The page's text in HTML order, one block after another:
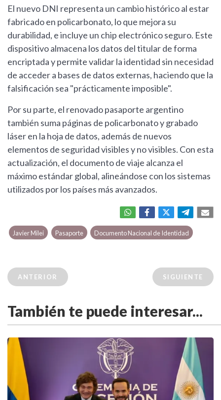
El nuevo DNI representa un cambio histórico al estar
fabricado en policarbonato, lo que mejora su
durabilidad, e incluye un chip electrónico seguro. Este
dispositivo almacena los datos del titular de forma
encriptada y permite validar la identidad sin necesidad
de acceder a bases de datos externas, haciendo que la
falsificación sea "prácticamente imposible".
Por su parte, el renovado pasaporte argentino
también suma páginas de policarbonato y grabado
láser en la hoja de datos, además de nuevos
elementos de seguridad visibles y no visibles. Con esta
actualización, el documento de viaje alcanza el
máximo estándar global, alineándose con los sistemas
utilizados por los países más avanzados.
Javier Milei Pasaporte Documento Nacional de Identidad
ANTERIOR SIGUIENTE
También te puede interesar...